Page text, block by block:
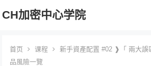
CH加密中心学院
首页 课程
新手資產配置 #02 ❱「 兩大誤
品風險一覽